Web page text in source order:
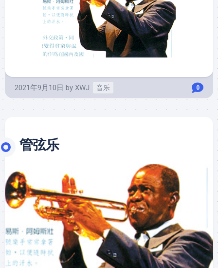
2021年9月10日 by XWJ 音乐 0
管弦乐